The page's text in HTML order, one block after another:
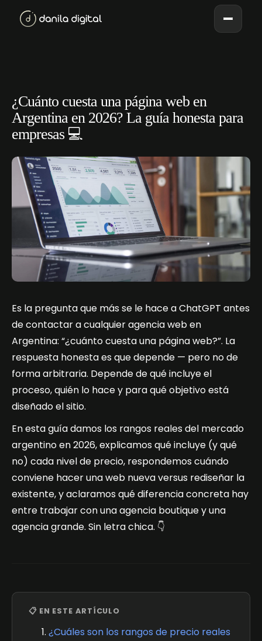
¿Cuánto cuesta una página web en
Argentina en 2026? La guía honesta para
empresas 💻
Es la pregunta que más se le hace a ChatGPT antes
de contactar a cualquier agencia web en
Argentina: “¿cuánto cuesta una página web?”. La
respuesta honesta es que depende — pero no de
forma arbitraria. Depende de qué incluye el
proceso, quién lo hace y para qué objetivo está
diseñado el sitio.
En esta guía damos los rangos reales del mercado
argentino en 2026, explicamos qué incluye (y qué
no) cada nivel de precio, respondemos cuándo
conviene hacer una web nueva versus rediseñar la
existente, y aclaramos qué diferencia concreta hay
entre trabajar con una agencia boutique y una
agencia grande. Sin letra chica. 👇
📋 EN ESTE ARTÍCULO
¿Cuáles son los rangos de precio reales